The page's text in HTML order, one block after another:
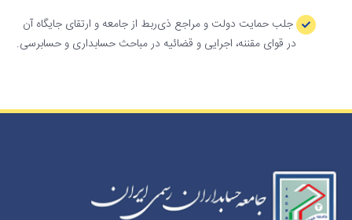
جلب حمایت دولت و مراجع ذی‌ربط از جامعه و ارتقای جایگاه آن
در قوای مقننه، اجرایی و قضائیه در مباحث حسابداری و حسابرسی.